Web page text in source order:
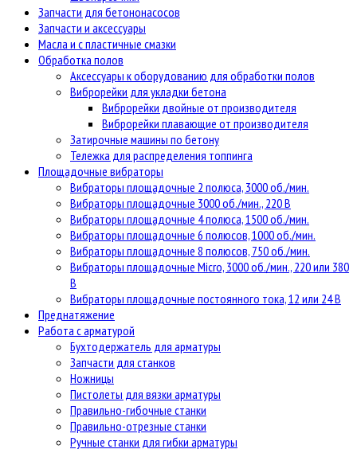
Запчасти для бетононасосов
Запчасти и аксессуары
Масла и с пластичные смазки
Обработка полов
Аксессуары к оборудованию для обработки полов
Виброрейки для укладки бетона
Виброрейки двойные от производителя
Виброрейки плавающие от производителя
Затирочные машины по бетону
Тележка для распределения топпинга
Площадочные вибраторы
Вибраторы площадочные 2 полюса, 3000 об./мин.
Вибраторы площадочные 3000 об./мин., 220 В
Вибраторы площадочные 4 полюса, 1500 об./мин.
Вибраторы площадочные 6 полюсов, 1000 об./мин.
Вибраторы площадочные 8 полюсов, 750 об./мин.
Вибраторы площадочные Micro, 3000 об./мин., 220 или 380
В
Вибраторы площадочные постоянного тока, 12 или 24 В
Преднатяжение
Работа с арматурой
Бухтодержатель для арматуры
Запчасти для станков
Ножницы
Пистолеты для вязки арматуры
Правильно-гибочные станки
Правильно-отрезные станки
Ручные станки для гибки арматуры